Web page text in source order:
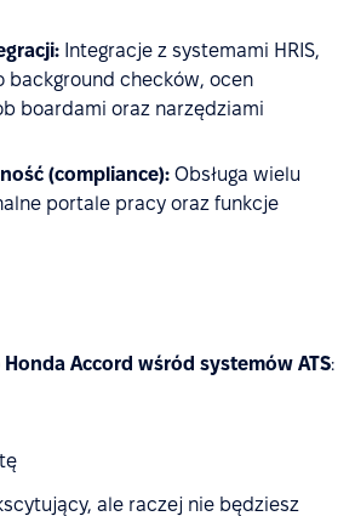
Integracje z systemami HRIS,
background checków, ocen
boardami oraz narzędziami
(compliance): Obsługa wielu
portale pracy oraz funkcje
Honda Accord wśród systemów ATS:
ale raczej nie będziesz